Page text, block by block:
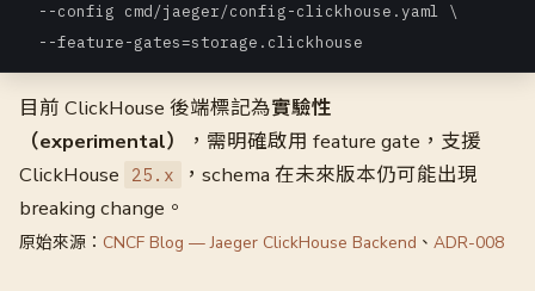
  --config cmd/jaeger/config-clickhouse.yaml \
  --feature-gates=storage.clickhouse
目前 ClickHouse 後端標記為實驗性
（experimental）
，需明確啟用 feature gate，支援
ClickHouse
25.x
，schema 在未來版本仍可能出現
breaking change。
原始來源： CNCF Blog — Jaeger ClickHouse Backend 、 ADR-008